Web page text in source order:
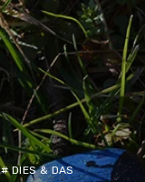
# DIES & DAS